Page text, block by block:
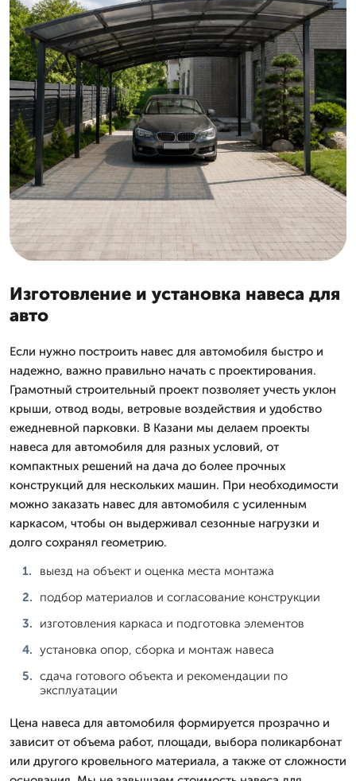
Изготовление и установка навеса для
авто
Если нужно построить навес для автомобиля быстро и
надежно, важно правильно начать с проектирования.
Грамотный строительный проект позволяет учесть уклон
крыши, отвод воды, ветровые воздействия и удобство
ежедневной парковки. В Казани мы делаем проекты
навеса для автомобиля для разных условий, от
компактных решений на дача до более прочных
конструкций для нескольких машин. При необходимости
можно заказать навес для автомобиля с усиленным
каркасом, чтобы он выдерживал сезонные нагрузки и
долго сохранял геометрию.
выезд на объект и оценка места монтажа
подбор материалов и согласование конструкции
изготовления каркаса и подготовка элементов
установка опор, сборка и монтаж навеса
сдача готового объекта и рекомендации по
эксплуатации
Цена навеса для автомобиля формируется прозрачно и
зависит от объема работ, площади, выбора поликарбонат
или другого кровельного материала, а также от сложности